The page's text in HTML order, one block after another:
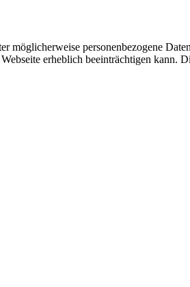
möglicherweise personenbezogene
erheblich beeinträchtigen kann.